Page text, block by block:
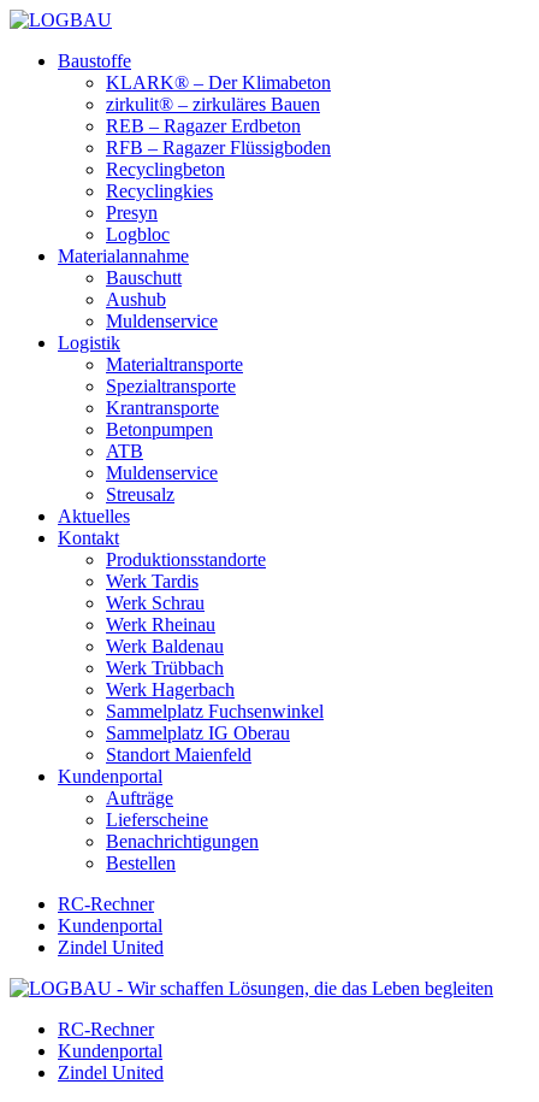
Baustoffe
KLARK® – Der Klimabeton
zirkulit® – zirkuläres Bauen
REB – Ragazer Erdbeton
RFB – Ragazer Flüssigboden
Recyclingbeton
Recyclingkies
Presyn
Logbloc
Materialannahme
Bauschutt
Aushub
Muldenservice
Logistik
Materialtransporte
Spezialtransporte
Krantransporte
Betonpumpen
ATB
Muldenservice
Streusalz
Aktuelles
Kontakt
Produktionsstandorte
Werk Tardis
Werk Schrau
Werk Rheinau
Werk Baldenau
Werk Trübbach
Werk Hagerbach
Sammelplatz Fuchsenwinkel
Sammelplatz IG Oberau
Standort Maienfeld
Kundenportal
Aufträge
Lieferscheine
Benachrichtigungen
Bestellen
RC-Rechner
Kundenportal
Zindel United
RC-Rechner
Kundenportal
Zindel United